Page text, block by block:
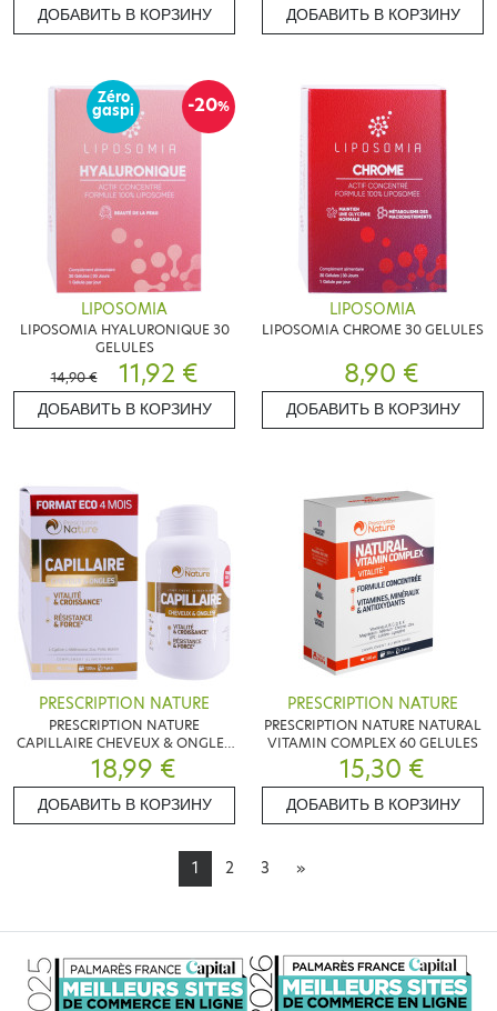
ДОБАВИТЬ В КОРЗИНУ ДОБАВИТЬ В КОРЗИНУ
-20%
Zéro
gaspi
LIPOSOMIA
LIPOSOMIA HYALURONIQUE 30
GELULES
14,90 €
11,92 €
ДОБАВИТЬ В КОРЗИНУ
LIPOSOMIA
LIPOSOMIA CHROME 30 GELULES
8,90 €
ДОБАВИТЬ В КОРЗИНУ
PRESCRIPTION NATURE
PRESCRIPTION NATURE
CAPILLAIRE CHEVEUX & ONGLES
120 GELULES
18,99 €
ДОБАВИТЬ В КОРЗИНУ
PRESCRIPTION NATURE
PRESCRIPTION NATURE NATURAL
VITAMIN COMPLEX 60 GELULES
15,30 €
ДОБАВИТЬ В КОРЗИНУ
1 2 3 »